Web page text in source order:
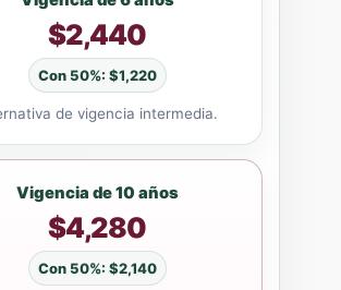
$2,440
Con 50%: $1,220
de vigencia intermedia.
Vigencia de 10 años
$4,280
Con 50%: $2,140